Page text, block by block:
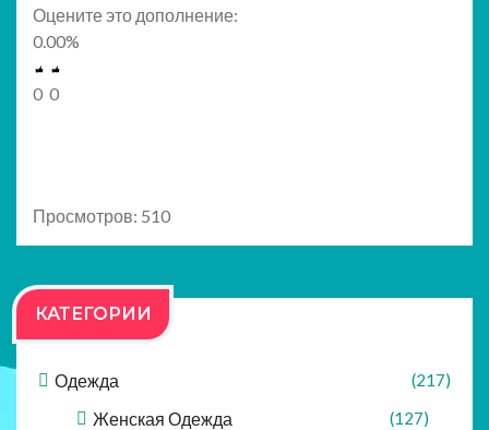
Оцените это дополнение:
0.00%
0 0
Просмотров: 510
КАТЕГОРИИ
Одежда (217)
Женская Одежда (127)